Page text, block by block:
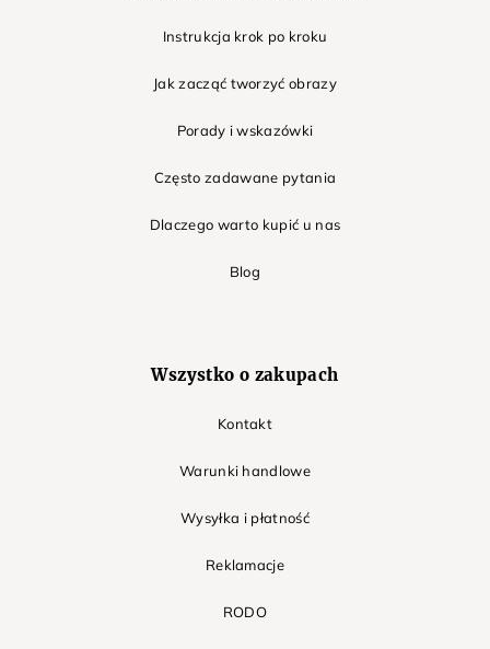
Instrukcja krok po kroku
Jak zacząć tworzyć obrazy
Porady i wskazówki
Często zadawane pytania
Dlaczego warto kupić u nas
Blog
Wszystko o zakupach
Kontakt
Warunki handlowe
Wysyłka i płatność
Reklamacje
RODO